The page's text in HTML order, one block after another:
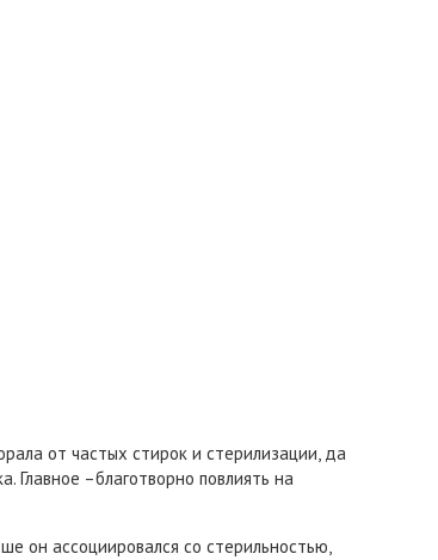
от частых стирок и стерилизации, да
Главное –благотворно повлиять на
он ассоциировался со стерильностью,